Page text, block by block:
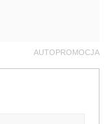
AUTOPROMOCJA